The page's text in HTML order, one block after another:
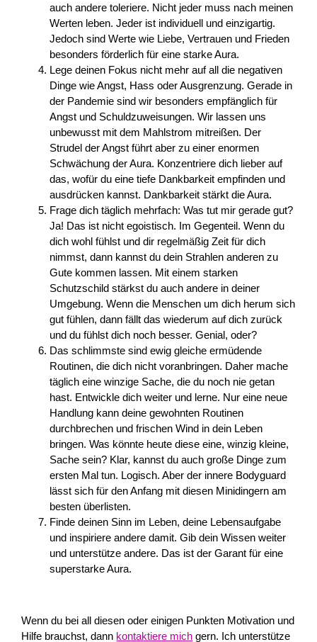
auch andere toleriere. Nicht jeder muss nach meinen
Werten leben. Jeder ist individuell und einzigartig.
Jedoch sind Werte wie Liebe, Vertrauen und Frieden
besonders förderlich für eine starke Aura.
Lege deinen Fokus nicht mehr auf all die negativen
Dinge wie Angst, Hass oder Ausgrenzung. Gerade in
der Pandemie sind wir besonders empfänglich für
Angst und Schuldzuweisungen. Wir lassen uns
unbewusst mit dem Mahlstrom mitreißen. Der
Strudel der Angst führt aber zu einer enormen
Schwächung der Aura. Konzentriere dich lieber auf
das, wofür du eine tiefe Dankbarkeit empfinden und
ausdrücken kannst. Dankbarkeit stärkt die Aura.
Frage dich täglich mehrfach: Was tut mir gerade gut?
Ja! Das ist nicht egoistisch. Im Gegenteil. Wenn du
dich wohl fühlst und dir regelmäßig Zeit für dich
nimmst, dann kannst du dein Strahlen anderen zu
Gute kommen lassen. Mit einem starken
Schutzschild stärkst du auch andere in deiner
Umgebung. Wenn die Menschen um dich herum sich
gut fühlen, dann fällt das wiederum auf dich zurück
und du fühlst dich noch besser. Genial, oder?
Das schlimmste sind ewig gleiche ermüdende
Routinen, die dich nicht voranbringen. Daher mache
täglich eine winzige Sache, die du noch nie getan
hast. Entwickle dich weiter und lerne. Nur eine neue
Handlung kann deine gewohnten Routinen
durchbrechen und frischen Wind in dein Leben
bringen. Was könnte heute diese eine, winzig kleine,
Sache sein? Klar, kannst du auch große Dinge zum
ersten Mal tun. Logisch. Aber der innere Bodyguard
lässt sich für den Anfang mit diesen Minidingern am
besten überlisten.
Finde deinen Sinn im Leben, deine Lebensaufgabe
und inspiriere andere damit. Gib dein Wissen weiter
und unterstütze andere. Das ist der Garant für eine
superstarke Aura.
Wenn du bei all diesen oder einigen Punkten Motivation und
Hilfe brauchst, dann kontaktiere mich gern. Ich unterstütze